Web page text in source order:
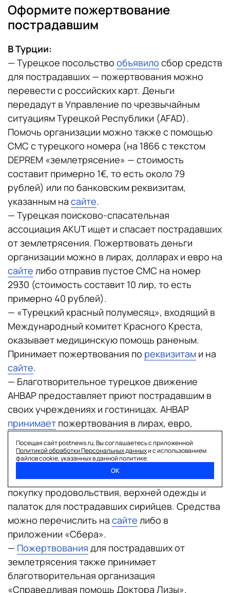
Оформите пожертвование
пострадавшим
В Турции:
— Турецкое посольство объявило сбор средств
для пострадавших — пожертвования можно
перевести с российских карт. Деньги
передадут в Управление по чрезвычайным
ситуациям Турецкой Республики (AFAD).
Помочь организации можно также с помощью
СМС с турецкого номера (на 1866 с текстом
DEPREM «землетрясение» — стоимость
составит примерно 1€, то есть около 79
рублей) или по банковским реквизитам,
указанным на сайте.
— Турецкая поисково-спасательная
ассоциация AKUT ищет и спасает пострадавших
от землетрясения. Пожертвовать деньги
организации можно в лирах, долларах и евро на
сайте либо отправив пустое СМС на номер
2930 (стоимость составит 10 лир, то есть
примерно 40 рублей).
— «Турецкий красный полумесяц», входящий в
Международный комитет Красного Креста,
оказывает медицинскую помощь раненым.
Принимает пожертвования по реквизитам и на
сайте.
— Благотворительное турецкое движение
AHBAP предоставляет приют пострадавшим в
своих учреждениях и гостиницах. AHBAP
принимает пожертвования в лирах, евро,
В Сирии:
— Московская некоммерческая организация
«Солидарность» собирает 1 млн рублей на
покупку продовольствия, верхней одежды и
палаток для пострадавших сирийцев. Средства
можно перечислить на сайте либо в
приложении «Сбера».
— Пожертвования для пострадавших от
землетрясения также принимает
благотворительная организация
«Справедливая помощь Доктора Лизы».
Посещая сайт postnews.ru, Вы соглашаетесь с приложенной
Политикой обработки Персональных данныхи с использованием
файлов cookie, указанных в данной политике.
ОК